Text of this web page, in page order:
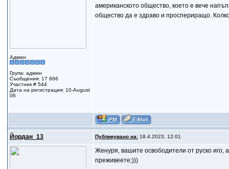
Админ
Група: админ
Съобщения: 17 866
Участник # 544
Дата на регистрация: 10-August
06
американското общество, което е вече
общество да е здраво и проспериращо.
Йордан_13 Публикувано на:18.4.2023, 12:01
Женуря, вашите освободители от руско иго,
преживеете;)))